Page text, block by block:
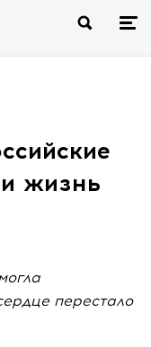
жизнь
перестало